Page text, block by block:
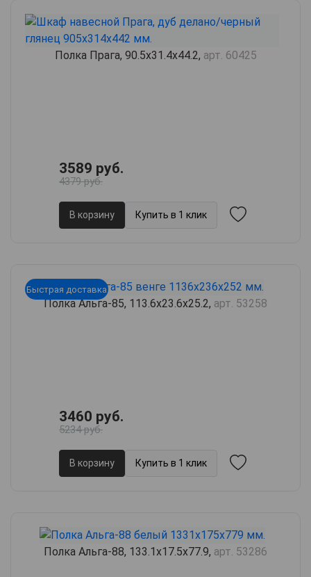
Полка Прага, 90.5х31.4х44.2, арт. 60425
3589 руб.
4379 руб.
В корзину Купить в 1 клик
Быстрая доставка
Полка Альга-85, 113.6х23.6х25.2, арт. 53258
3460 руб.
5234 руб.
В корзину Купить в 1 клик
Полка Альга-88, 133.1х17.5х77.9, арт. 53286